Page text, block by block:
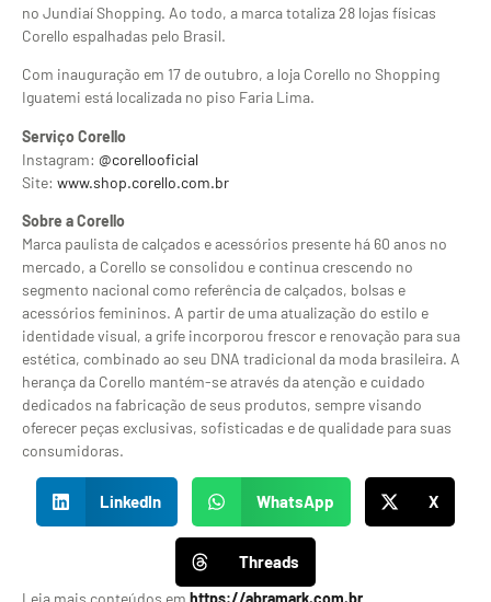
no Jundiaí Shopping. Ao todo, a marca totaliza 28 lojas físicas
Corello espalhadas pelo Brasil.
Com inauguração em 17 de outubro, a loja Corello no Shopping
Iguatemi está localizada no piso Faria Lima.
Serviço Corello
Instagram: @corellooficial
Site: www.shop.corello.com.br
Sobre a Corello
Marca paulista de calçados e acessórios presente há 60 anos no
mercado, a Corello se consolidou e continua crescendo no
segmento nacional como referência de calçados, bolsas e
acessórios femininos. A partir de uma atualização do estilo e
identidade visual, a grife incorporou frescor e renovação para sua
estética, combinado ao seu DNA tradicional da moda brasileira. A
herança da Corello mantém-se através da atenção e cuidado
dedicados na fabricação de seus produtos, sempre visando
oferecer peças exclusivas, sofisticadas e de qualidade para suas
consumidoras.
LinkedIn WhatsApp X
Threads